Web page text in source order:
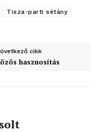
Tisza-parti sétány
cikk
hasznosítás